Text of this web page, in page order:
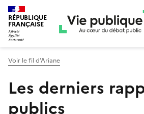
RÉPUBLIQUE
FRANÇAISE
Voir le fil d’Ariane
Les derniers
publics